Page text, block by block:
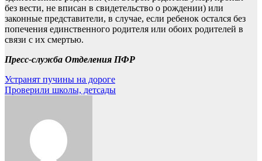
без вести, не вписан в свидетельство о рождении) или
законные представители, в случае, если ребенок остался без
попечения единственного родителя или обоих родителей в
связи с их смертью.
Пресс-служба Отделения ПФР
Навигация
по
Устранят пучины на дороге
Проверили школы, детсады